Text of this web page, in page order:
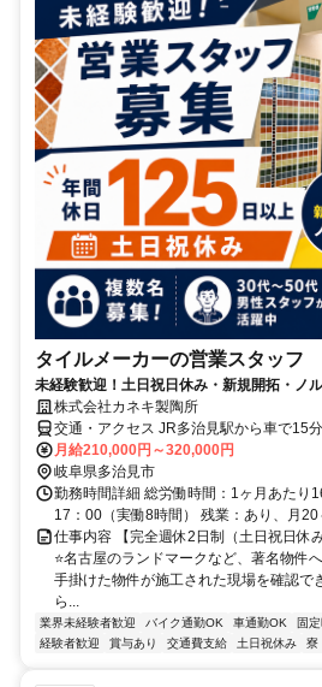
タイルメーカーの営業スタッフ
未経験歓迎！土日祝日休み・新規開拓・ノ
株式会社カネキ製陶所
交通・アクセス JR多治見駅から車で15分
月給210,000円～320,000円
岐阜県多治見市
勤務時間詳細 総労働時間：1ヶ月あたり
17：00（実働8時間） 残業：あり、月20
仕事内容 【完全週休2日制（土日祝日休
⭐名古屋のランドマークなど、著名物件
手掛けた物件が施工された現場を確認で
ら...
業界未経験者歓迎 バイク通勤OK 車通勤OK 固
経験者歓迎
賞与あり 交通費支給 土日祝休み 寮